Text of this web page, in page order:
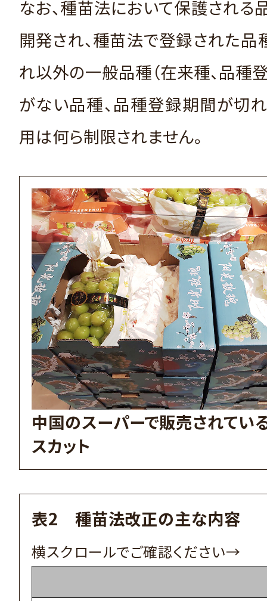
なお、種苗法において保護される
開発され、種苗法で登録された品
れ以外の一般品種（在来種、品種
がない品種、品種登録期間が切
用は何ら制限されません。
中国のスーパーで販売されてい
スカット
表2 種苗法改正の主な内容